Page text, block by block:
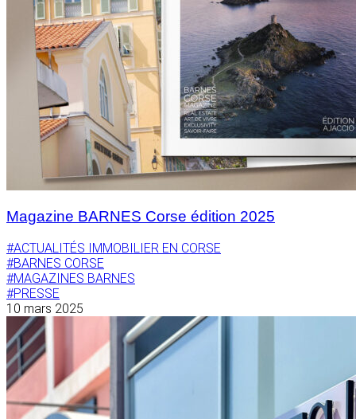
Magazine BARNES Corse édition 2025
#ACTUALITÉS IMMOBILIER EN CORSE
#BARNES CORSE
#MAGAZINES BARNES
#PRESSE
10 mars 2025